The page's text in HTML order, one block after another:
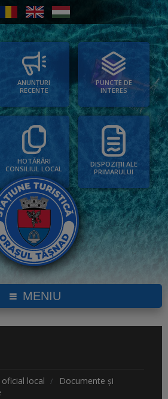
ANUNȚURI
RECENTE
PUNCTE DE
INTERES
HOTĂRÂRI
CONSILIUL LOCAL
DISPOZIȚII ALE
PRIMARULUI
MENIU
local
Documente și